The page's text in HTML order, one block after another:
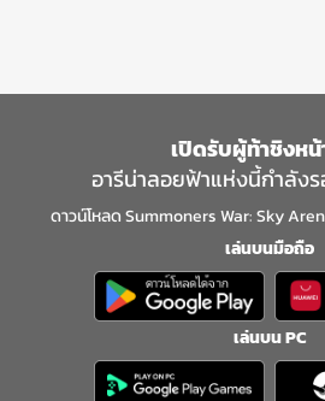
เปิดรับผู้ท้าชิงหน้
อารีน่าลอยฟ้าแห่งนี้กำลัง
ดาวน์โหลด Summoners War: Sky
เล่นบนมือถือ
เล่นบน PC